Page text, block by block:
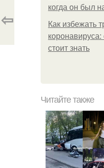
когда он был
Как избежать
стоит знать
⇦
Читайте также